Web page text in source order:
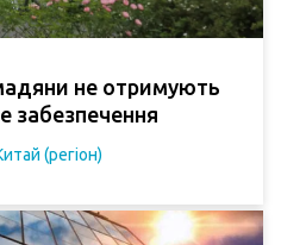
не отримують
забезпечення
(регіон)